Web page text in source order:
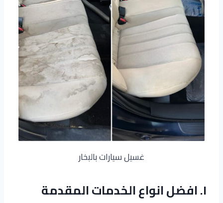
غسيل سيارات بالبخار
١. افضل انواع الخدمات المقدمة